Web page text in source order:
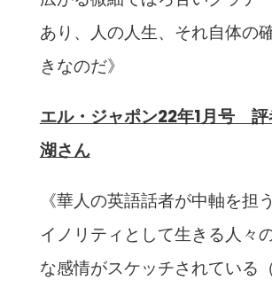
あり、人の人生、それ自体の
きなのだ》
エル・ジャポン22年1月号
湖さん
《華人の英語話者が中軸を担
イノリティとして生きる人々
な感情がスケッチされている